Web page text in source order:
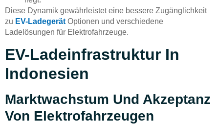
Diese Dynamik gewährleistet eine bessere Zugänglichkeit
zu EV-Ladegerät Optionen und verschiedene
Ladelösungen für Elektrofahrzeuge.
EV-Ladeinfrastruktur In
Indonesien
Marktwachstum Und Akzeptanz
Von Elektrofahrzeugen